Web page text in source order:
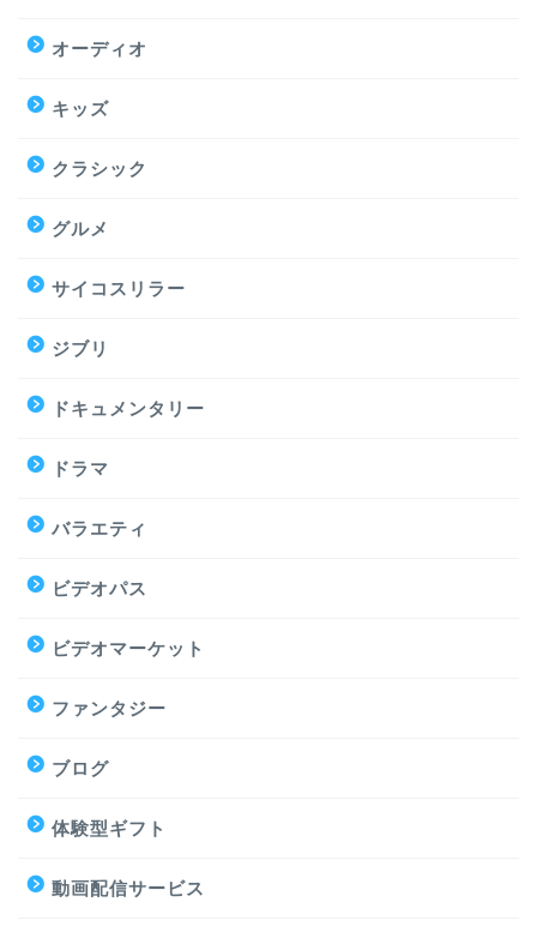
オーディオ
キッズ
クラシック
グルメ
サイコスリラー
ジブリ
ドキュメンタリー
ドラマ
バラエティ
ビデオパス
ビデオマーケット
ファンタジー
ブログ
体験型ギフト
動画配信サービス